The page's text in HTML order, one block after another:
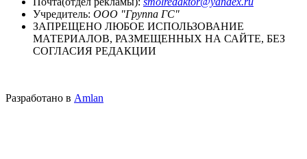
Учредитель: ООО "Группа ГС"
ЗАПРЕЩЕНО ЛЮБОЕ ИСПОЛЬЗОВАНИЕ
МАТЕРИАЛОВ, РАЗМЕЩЕННЫХ НА САЙТЕ, БЕЗ
СОГЛАСИЯ РЕДАКЦИИ
Разработано в Amlan